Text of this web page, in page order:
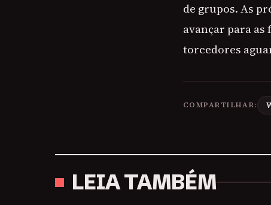
de grupos. As
avançar para
torcedores
COMPARTILHAR:
LEIA TAMBÉM